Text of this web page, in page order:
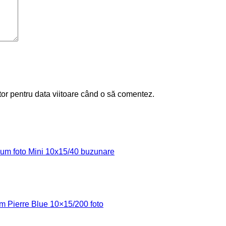
pentru data viitoare când o să comentez.